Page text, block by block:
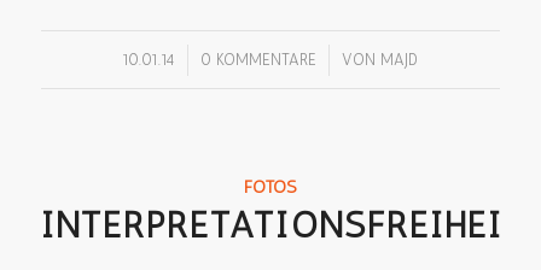
10.01.14 0 KOMMENTARE
/ VON MAJD
FOTOS
INTERPRETATIONSFREIHEIT